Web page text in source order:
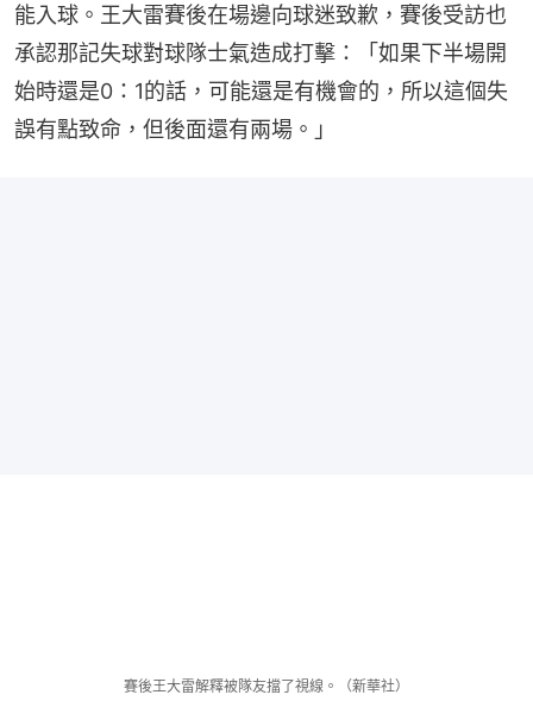
能入球。王大雷賽後在場邊向球迷致歉，賽後受訪也
承認那記失球對球隊士氣造成打擊：「如果下半場開
始時還是0：1的話，可能還是有機會的，所以這個失
誤有點致命，但後面還有兩場。」
賽後王大雷解釋被隊友擋了視線。（新華社）